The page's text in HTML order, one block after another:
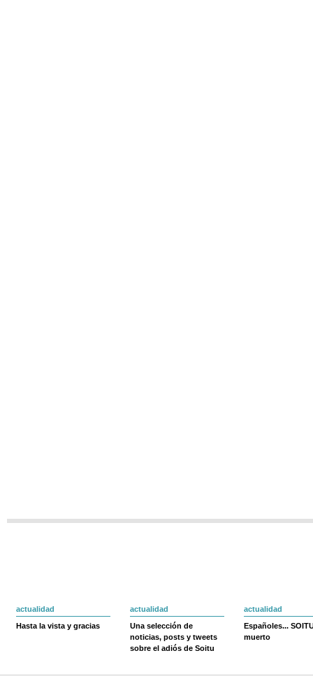
actualidad
Hasta la vista y gracias
actualidad
Una selección de
noticias, posts y tweets
sobre el adiós de Soitu
actualidad
Españoles...
muerto